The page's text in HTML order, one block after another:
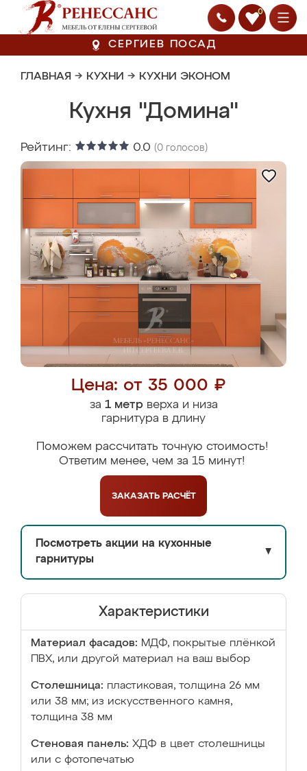
0
СЕРГИЕВ ПОСАД
ГЛАВНАЯ → КУХНИ → КУХНИ ЭКОНОМ
Кухня "Домина"
Рейтинг: 0.0 (0 голосов)
Цена: от 35 000 ₽
за 1 метрверха и низа
гарнитура в длину
Поможем рассчитать точную стоимость!
Ответим менее, чем за 15 минут!
ЗАКАЗАТЬ РАСЧЁТ
Посмотреть акции на кухонные
гарнитуры
▼
Характеристики
Материал фасадов: МДФ, покрытые плёнкой
ПВХ, или другой материал на ваш выбор
Столешница: пластиковая, толщина 26 мм
или 38 мм; из искусственного камня,
толщина 38 мм
Стеновая панель: ХДФ в цвет столешницы
или с фотопечатью